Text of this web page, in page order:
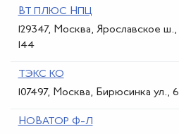
ВТ ПЛЮС НПЦ
129347, Москва, Ярославское ш.,
144
ТЭКС КО
107497, Москва, Бирюсинка ул., 6
НОВАТОР Ф-Л